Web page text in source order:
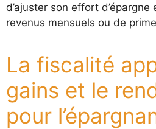
d’ajuster son effort
revenus mensuels ou de
La fiscalité
gains et le
pour